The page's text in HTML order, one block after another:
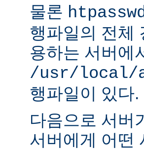
물론
행파일의 전체
용하는 서버에
/usr/local/
행파일이 있다.
다음으로 서버
서버에게 어떤